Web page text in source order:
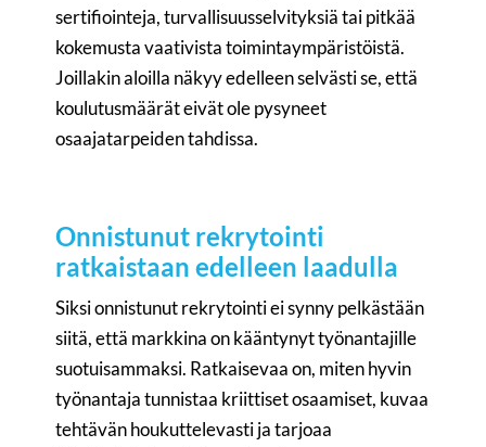
sertifiointeja, turvallisuusselvityksiä tai pitkää
kokemusta vaativista toimintaympäristöistä.
Joillakin aloilla näkyy edelleen selvästi se, että
koulutusmäärät eivät ole pysyneet
osaajatarpeiden tahdissa.
Onnistunut rekrytointi
ratkaistaan edelleen laadulla
Siksi onnistunut rekrytointi ei synny pelkästään
siitä, että markkina on kääntynyt työnantajille
suotuisammaksi. Ratkaisevaa on, miten hyvin
työnantaja tunnistaa kriittiset osaamiset, kuvaa
tehtävän houkuttelevasti ja tarjoaa